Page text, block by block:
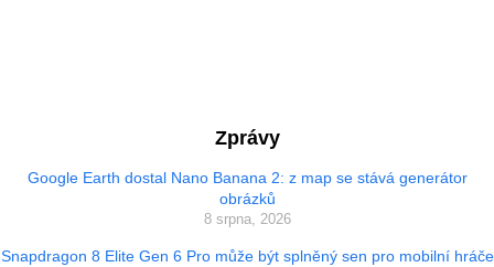
Zprávy
Google Earth dostal Nano Banana 2: z map se stává generátor
obrázků
8 srpna, 2026
Snapdragon 8 Elite Gen 6 Pro může být splněný sen pro mobilní hráče